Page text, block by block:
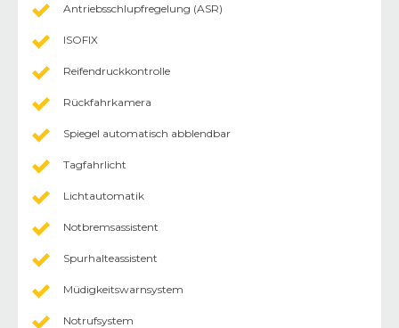
Antriebsschlupfregelung (ASR)
ISOFIX
Reifendruckkontrolle
Rückfahrkamera
Spiegel automatisch abblendbar
Tagfahrlicht
Lichtautomatik
Notbremsassistent
Spurhalteassistent
Müdigkeitswarnsystem
Notrufsystem